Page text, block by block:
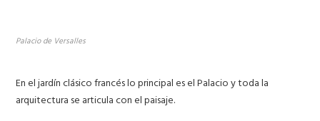
Palacio de Versalles
En el jardín clásico francés lo principal es elPalacioy toda la
arquitectura se articula con el paisaje.